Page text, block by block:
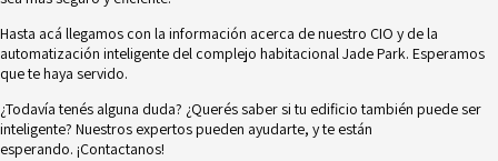
Hasta acá llegamos con la información acerca de nuestro CIO y de la
automatización inteligente del complejo habitacional Jade Park. Esperamos
que te haya servido.
¿Todavía tenés alguna duda? ¿Querés saber si tu edificio también puede ser
inteligente? Nuestros expertos pueden ayudarte, y te están
esperando. ¡Contactanos!